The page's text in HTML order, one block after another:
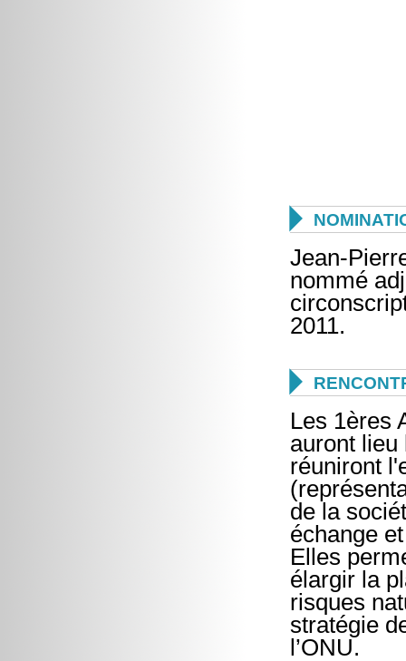

Jean-
nommé
2011.

Les 1ères
auront
réuniront
de la
échange
Elles
élargir la
risques
stratégie
l’ONU.